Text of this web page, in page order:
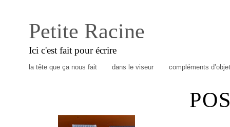
Petite Racine
Ici c'est fait pour écrire
la tête que ça nous fait dans le viseur compléments